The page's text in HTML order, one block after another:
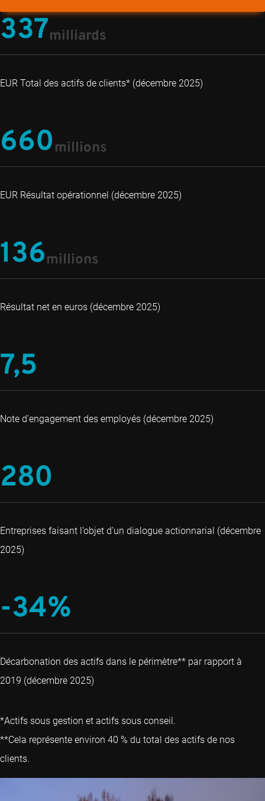
337milliards
EUR Total des actifs de clients* (décembre 2025)
660 millions
EUR Résultat opérationnel (décembre 2025)
136millions
Résultat net en euros (décembre 2025)
7,5
Note d’engagement des employés (décembre 2025)
280
Entreprises faisant l’objet d’un dialogue actionnarial (décembre
2025)
-34%
Décarbonation des actifs dans le périmètre** par rapport à
2019 (décembre 2025)
*Actifs sous gestion et actifs sous conseil.
**Cela représente environ 40 % du total des actifs de nos
clients.